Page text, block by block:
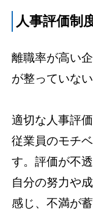
人事評価制
離職率が高い
が整っていな
適切な人事評
従業員のモチ
す。評価が不
自分の努力や
感じ、不満が